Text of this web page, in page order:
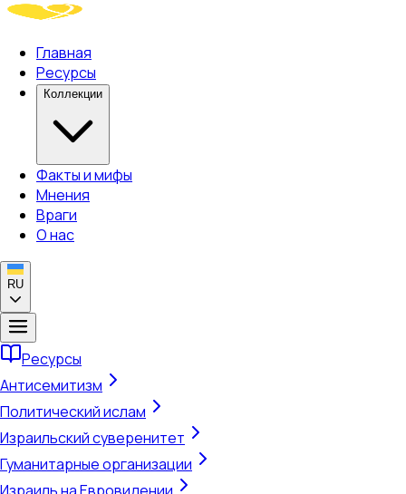
Главная
Ресурсы
Коллекции
Факты и мифы
Мнения
Враги
О нас
RU
Ресурсы
Антисемитизм
Политический ислам
Израильский суверенитет
Гуманитарные организации